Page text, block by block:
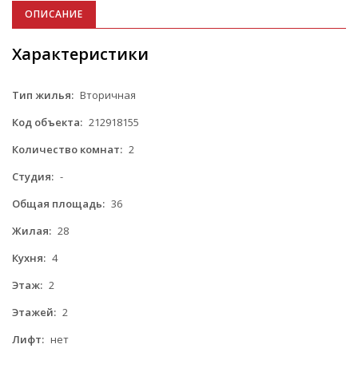
ОПИСАНИЕ
Характеристики
Тип жилья: Вторичная
Код объекта: 212918155
Количество комнат: 2
Студия: -
Общая площадь: 36
Жилая: 28
Кухня: 4
Этаж: 2
Этажей: 2
Лифт: нет